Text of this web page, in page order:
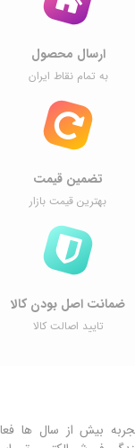
ارسال محصول
به تمام نقاط ایران
تضمین قیمت
بهترین قیمت بازار
ضمانت اصل ‌بودن کالا
تایید اصالت کالا
بیش از سال ها